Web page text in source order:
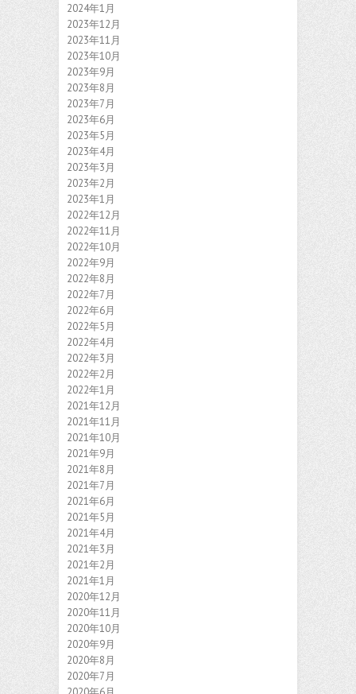
2024年1月
2023年12月
2023年11月
2023年10月
2023年9月
2023年8月
2023年7月
2023年6月
2023年5月
2023年4月
2023年3月
2023年2月
2023年1月
2022年12月
2022年11月
2022年10月
2022年9月
2022年8月
2022年7月
2022年6月
2022年5月
2022年4月
2022年3月
2022年2月
2022年1月
2021年12月
2021年11月
2021年10月
2021年9月
2021年8月
2021年7月
2021年6月
2021年5月
2021年4月
2021年3月
2021年2月
2021年1月
2020年12月
2020年11月
2020年10月
2020年9月
2020年8月
2020年7月